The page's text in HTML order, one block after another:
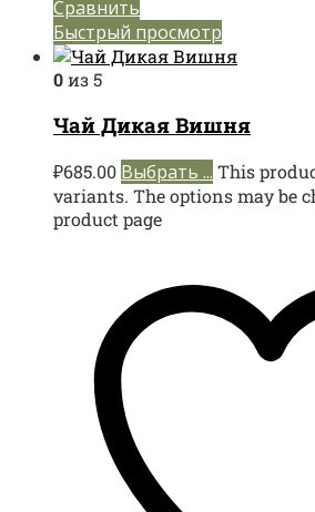
Сравнить
Быстрый просмотр
0из 5
Чай Дикая Вишня
₽685.00 Выбрать ... This
variants. The options may be
product page